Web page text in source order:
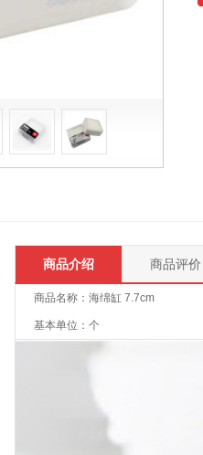
商品介绍 商品评价
商品名称：海绵缸 7.7cm
基本单位：个